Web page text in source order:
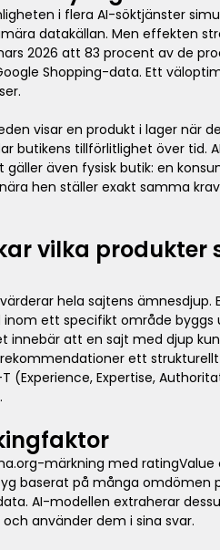
i flera AI-söktjänster
datakällan. Men effekten
2026 att 83 procent av de
Shopping-data. Ett
visar en produkt i lager när
butikens tillförlitlighet över tid.
även fysisk butik: en
hen ställer exakt samma
vilka produkter
hela sajtens ämnesdjup.
ett specifikt område
att en sajt med djup
ett
Expertise,
märkning med
baserat på många omdömen
AI-modellen extraherar
använder dem i sina svar.